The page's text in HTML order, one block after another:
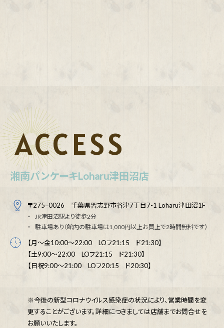
ACCESS
湘南パンケーキLoharu津田沼店
〒275‒0026 千葉県習志野市谷津7丁目7-1 Loharu津田沼1F
JR津田沼駅より徒歩2分
駐車場あり（館内の駐車場は1,000円以上お買上で2時間無料です）
【月～金10:00～22:00 LOフ21:15 ド21:30】
【土9:00～22:00 LOフ21:15 ド21:30】
【日祝9:00～21:00 LOフ20:15 ド20:30】
※今後の新型コロナウイルス感染症の状況により、営業時間を変
更することがございます。詳細につきましては店舗までお問合せを
お願いいたします。